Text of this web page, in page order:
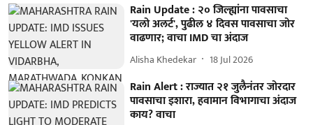
Rain Update : २० जिल्ह्यांना पावसाचा
'यलो अलर्ट', पुढील ४ दिवस पावसाचा जोर
वाढणार; वाचा IMD चा अंदाज
Alisha Khedekar 18 Jul 2026
Rain Alert : राज्यात २१ जुलैनंतर जोरदार
पावसाचा इशारा, हवामान विभागाचा अंदाज
काय? वाचा